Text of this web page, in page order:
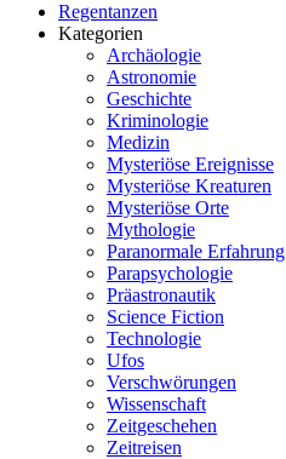
Regentanzen
Kategorien
Archäologie
Astronomie
Geschichte
Kriminologie
Medizin
Mysteriöse Ereignisse
Mysteriöse Kreaturen
Mysteriöse Orte
Mythologie
Paranormale Erfahrung
Parapsychologie
Präastronautik
Science Fiction
Technologie
Ufos
Verschwörungen
Wissenschaft
Zeitgeschehen
Zeitreisen